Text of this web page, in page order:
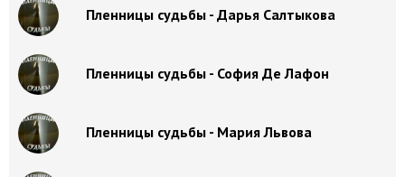
Пленницы судьбы - Дарья Салтыкова
Пленницы судьбы - София Де Лафон
Пленницы судьбы - Мария Львова